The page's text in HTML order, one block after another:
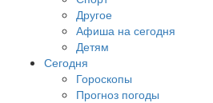
Другое
Афиша на сегодня
Детям
Сегодня
Гороскопы
Прогноз погоды